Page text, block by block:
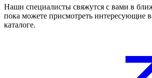
Наши специалисты свяжутся с вами в
пока можете присмотреть интересующие
каталоге.